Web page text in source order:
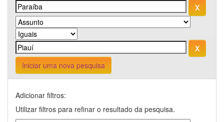
Iniciar uma nova pesquisa
Adicionar filtros:
Utilizar filtros para refinar o resultado da pesquisa.